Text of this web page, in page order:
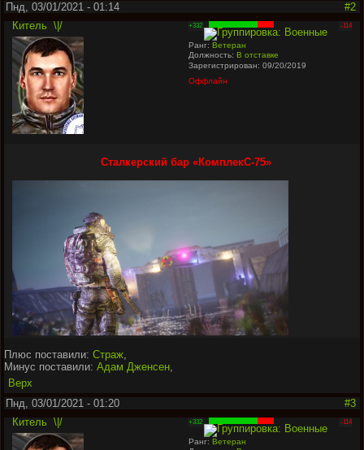
Пнд, 03/01/2021 - 01:14
#2
Китель \|/ +332 -114
Ранг: Ветеран
Должность: В отставке
Зарегистрирован: 09/20/2019
Оффлайн
Сталкерский бар «КомплекС-75»
Плюс поставили: Страж,
Минус поставили: Адам Дженсен,
Верх
Пнд, 03/01/2021 - 01:20
#3
Китель \|/ +332 -114
Ранг:Ветеран